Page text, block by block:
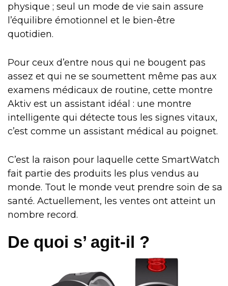
physique ; seul un mode de vie sain assure
l’équilibre émotionnel et le bien-être
quotidien.
Pour ceux d’entre nous qui ne bougent pas
assez et qui ne se soumettent même pas aux
examens médicaux de routine, cette montre
Aktiv est un assistant idéal : une montre
intelligente qui détecte tous les signes vitaux,
c’est comme un assistant médical au poignet.
C’est la raison pour laquelle cette SmartWatch
fait partie des produits les plus vendus au
monde. Tout le monde veut prendre soin de sa
santé. Actuellement, les ventes ont atteint un
nombre record.
De quoi s’ agit-il ?